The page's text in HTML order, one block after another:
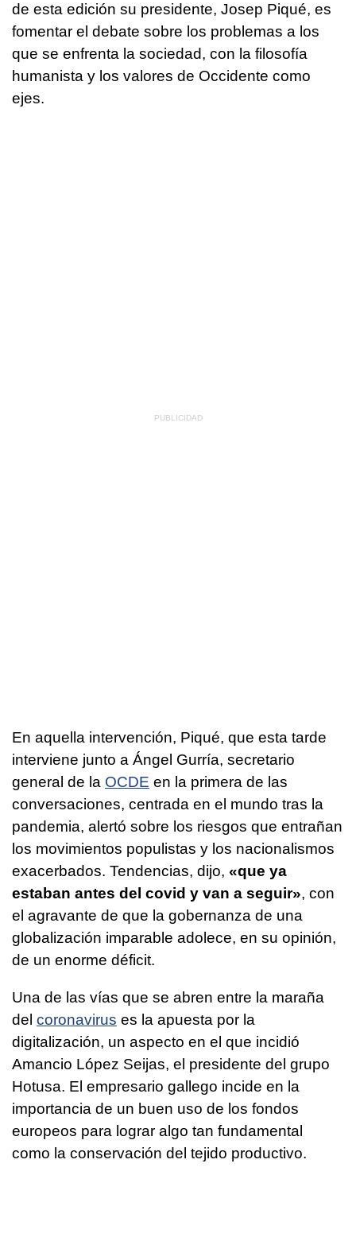
de esta edición su presidente, Josep Piqué, es
fomentar el debate sobre los problemas a los
que se enfrenta la sociedad, con la filosofía
humanista y los valores de Occidente como
ejes.
En aquella intervención, Piqué, que esta tarde
interviene junto a Ángel Gurría, secretario
general de la OCDE en la primera de las
conversaciones, centrada en el mundo tras la
pandemia, alertó sobre los riesgos que entrañan
los movimientos populistas y los nacionalismos
exacerbados. Tendencias, dijo, «que ya
estaban antes del covid y van a seguir», con
el agravante de que la gobernanza de una
globalización imparable adolece, en su opinión,
de un enorme déficit.
Una de las vías que se abren entre la maraña
del coronavirus es la apuesta por la
digitalización, un aspecto en el que incidió
Amancio López Seijas, el presidente del grupo
Hotusa. El empresario gallego incide en la
importancia de un buen uso de los fondos
europeos para lograr algo tan fundamental
como la conservación del tejido productivo.